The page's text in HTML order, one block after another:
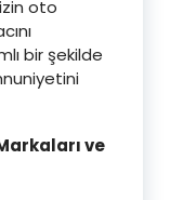
oto
bir şekilde
ve